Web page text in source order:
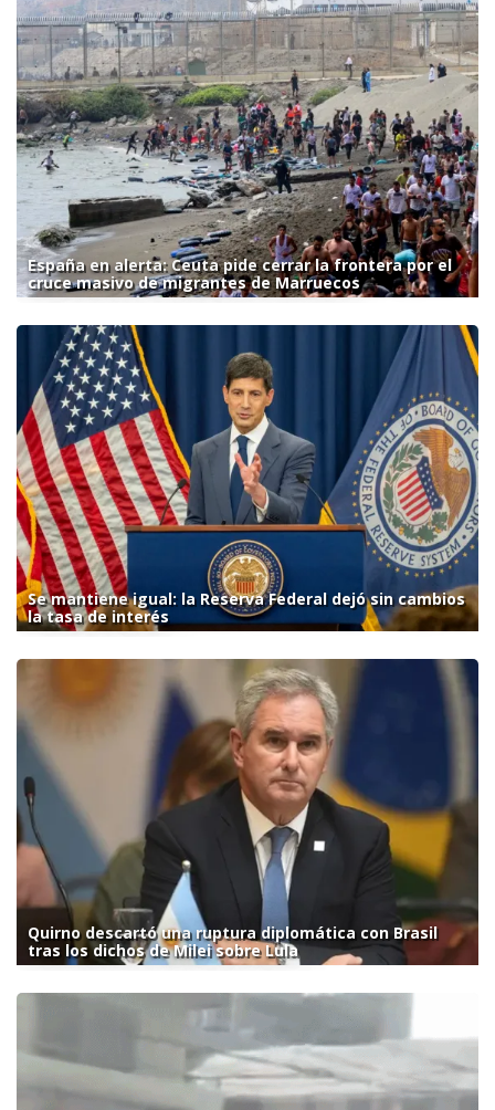
España en alerta: Ceuta pide cerrar la frontera por el
cruce masivo de migrantes de Marruecos
Se mantiene igual: la Reserva Federal dejó sin cambios
la tasa de interés
Quirno descartó una ruptura diplomática con Brasil
tras los dichos de Milei sobre Lula